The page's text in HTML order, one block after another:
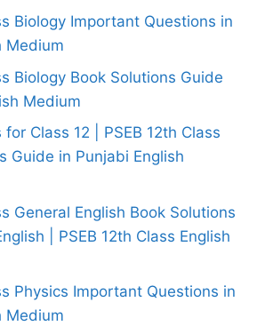
Biology Important Questions in
Medium
Biology Book Solutions Guide
Medium
for Class 12 | PSEB 12th Class
Guide in Punjabi English
General English Book Solutions
| PSEB 12th Class English
Physics Important Questions in
Medium